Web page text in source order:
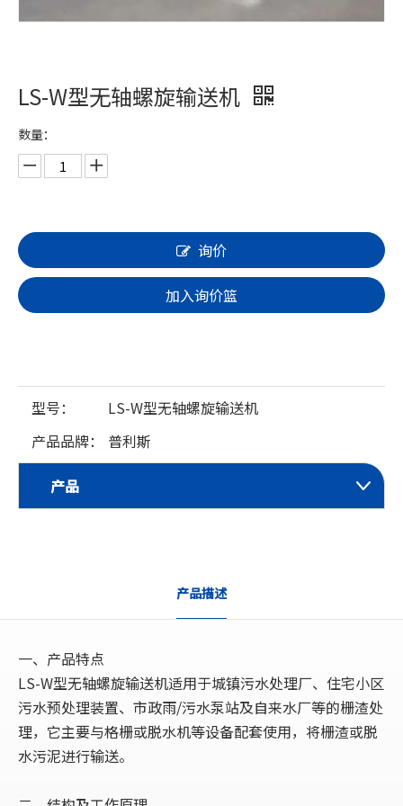
LS-W型无轴螺旋输送机
数量：
询价
加入询价篮
型号：
LS-W型无轴螺旋输送机
产品品牌：
普利斯
产品
产品描述
一、产品特点
LS-W型无轴螺旋输送机适用于城镇污水处理厂、住宅小区
污水预处理装置、市政雨/污水泵站及自来水厂等的栅渣处
理，它主要与格栅或脱水机等设备配套使用，将栅渣或脱
水污泥进行输送。